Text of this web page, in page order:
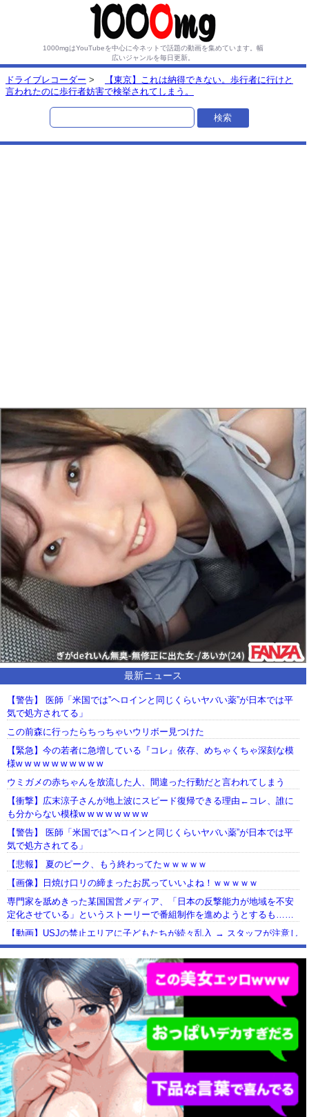
1000mgはYouTubeを中心に今ネットで話題の動画を集めています。 幅
広いジャンルを毎日更新。
ドライブレコーダー >
【東京】これは納得できない。歩行者に行けと
言われたのに歩行者妨害で検挙されてしまう。
最新ニュース
【警告】 医師「米国では”ヘロインと同じくらいヤバい薬”が日本では平
気で処方されてる」
この前森に行ったらちっちゃいウリボー見つけた
【緊急】今の若者に急増している『コレ』依存、めちゃくちゃ深刻な模
様w w w w w w w w w w
ウミガメの赤ちゃんを放流した人、間違った行動だと言われてしまう
【衝撃】広末涼子さんが地上波にスピード復帰できる理由←コレ、誰に
も分からない模様w w w w w w w w
【警告】 医師「米国では”ヘロインと同じくらいヤバい薬”が日本では平
気で処方されてる」
【悲報】 夏のピーク、もう終わってたｗｗｗｗｗ
【画像】日焼け口リの締まったお尻っていいよね！ｗｗｗｗｗ
専門家を舐めきった某国国営メディア、「日本の反撃能力が地域を不安
定化させている」というストーリーで番組制作を進めようとするも……
【動画】USJの禁止エリアに子どもたちが続々乱入 → スタッフが注意し
ても止まらない事態に
Powered by livedoor 相互RSS